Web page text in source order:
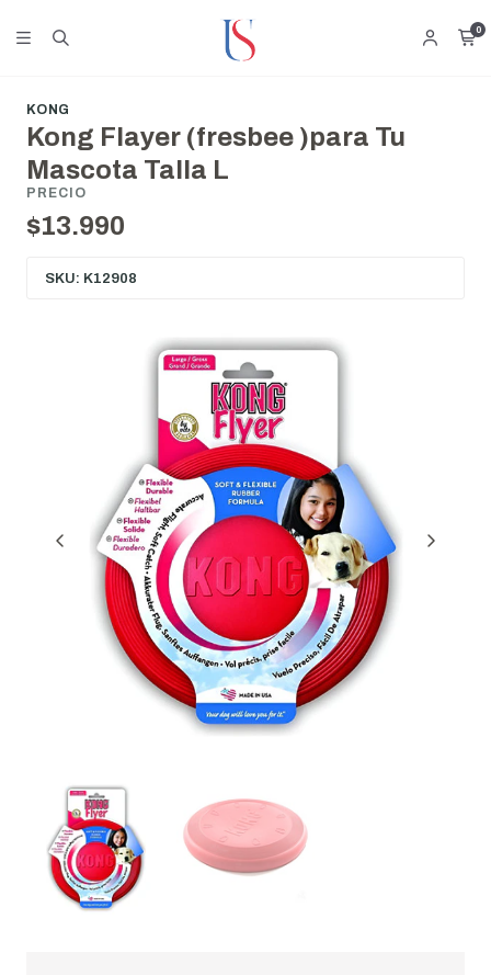
0
KONG
Kong Flayer (fresbee )para Tu
Mascota Talla L
PRECIO
$13.990
SKU: K12908